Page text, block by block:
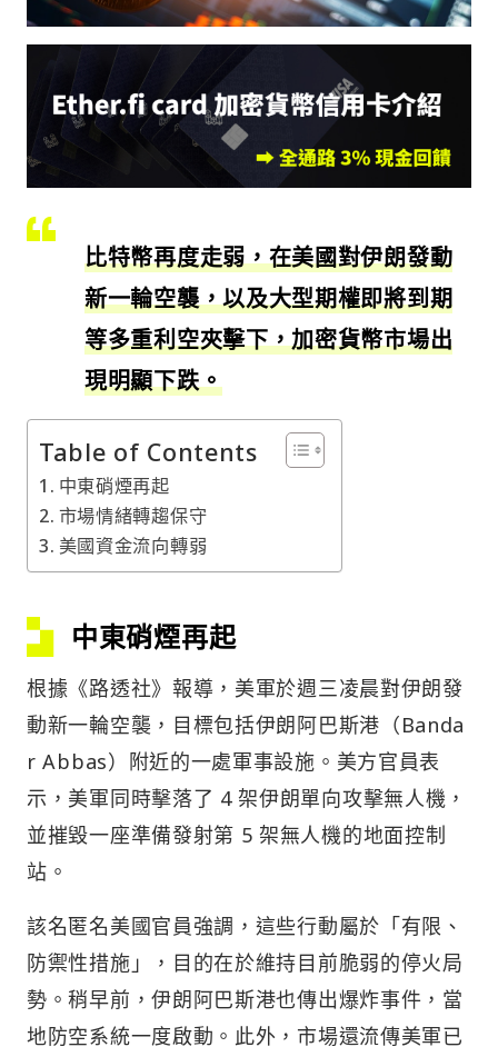
比特幣再度走弱，在美國對伊朗發動
新一輪空襲，以及大型期權即將到期
等多重利空夾擊下，加密貨幣市場出
現明顯下跌。
Table of Contents
中東硝煙再起
市場情緒轉趨保守
美國資金流向轉弱
中東硝煙再起
根據《路透社》報導，美軍於週三凌晨對伊朗發
動新一輪空襲，目標包括伊朗阿巴斯港（Banda
r Abbas）附近的一處軍事設施。美方官員表
示，美軍同時擊落了 4 架伊朗單向攻擊無人機，
並摧毀一座準備發射第 5 架無人機的地面控制
站。
該名匿名美國官員強調，這些行動屬於「有限、
防禦性措施」，目的在於維持目前脆弱的停火局
勢。稍早前，伊朗阿巴斯港也傳出爆炸事件，當
地防空系統一度啟動。此外，市場還流傳美軍已